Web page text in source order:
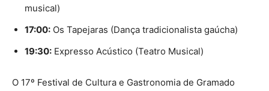
musical)
17:00: Os Tapejaras (Dança tradicionalista gaúcha)
19:30: Expresso Acústico (Teatro Musical)
O 17º Festival de Cultura e Gastronomia de Gramado